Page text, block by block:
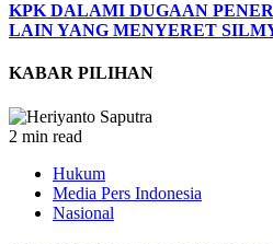
KPK DALAMI DUGAAN
LAIN YANG MENYERET
KABAR PILIHAN
2 min read
Hukum
Media Pers Indonesia
Nasional